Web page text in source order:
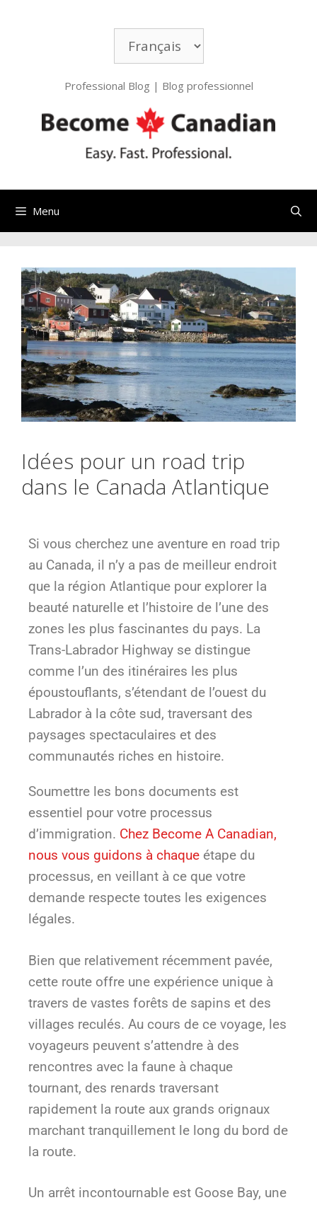
Professional Blog | Blog professionnel
Menu
Idées pour un road trip
dans le Canada Atlantique
Si vous cherchez une aventure en road trip
au Canada, il n’y a pas de meilleur endroit
que la région Atlantique pour explorer la
beauté naturelle et l’histoire de l’une des
zones les plus fascinantes du pays. La
Trans-Labrador Highway se distingue
comme l’un des itinéraires les plus
époustouflants, s’étendant de l’ouest du
Labrador à la côte sud, traversant des
paysages spectaculaires et des
communautés riches en histoire.
Soumettre les bons documents est
essentiel pour votre processus
d’immigration. Chez Become A Canadian,
nous vous guidons à chaque étape du
processus, en veillant à ce que votre
demande respecte toutes les exigences
légales.
Bien que relativement récemment pavée,
cette route offre une expérience unique à
travers de vastes forêts de sapins et des
villages reculés. Au cours de ce voyage, les
voyageurs peuvent s’attendre à des
rencontres avec la faune à chaque
tournant, des renards traversant
rapidement la route aux grands orignaux
marchant tranquillement le long du bord de
la route.
Un arrêt incontournable est Goose Bay, une